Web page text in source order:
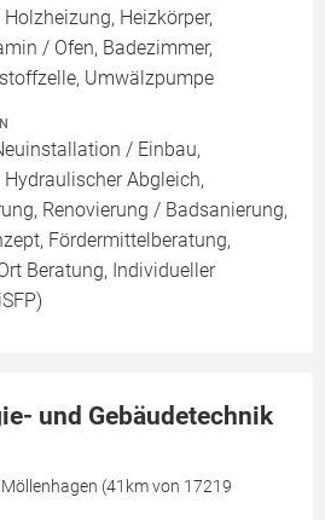
Heizkörper,
/ Ofen, Badezimmer,
Umwälzpumpe
/ Einbau,
Abgleich,
Renovierung / Badsanierung,
Fördermittelberatung,
Beratung, Individueller
und Gebäudetechnik
(41km von 17219